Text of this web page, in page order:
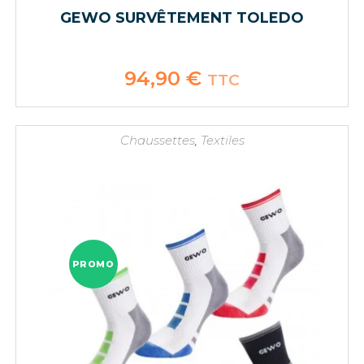
GEWO SURVÊTEMENT TOLEDO
94,90 € TTC
Chaussettes, Textiles
PROMO